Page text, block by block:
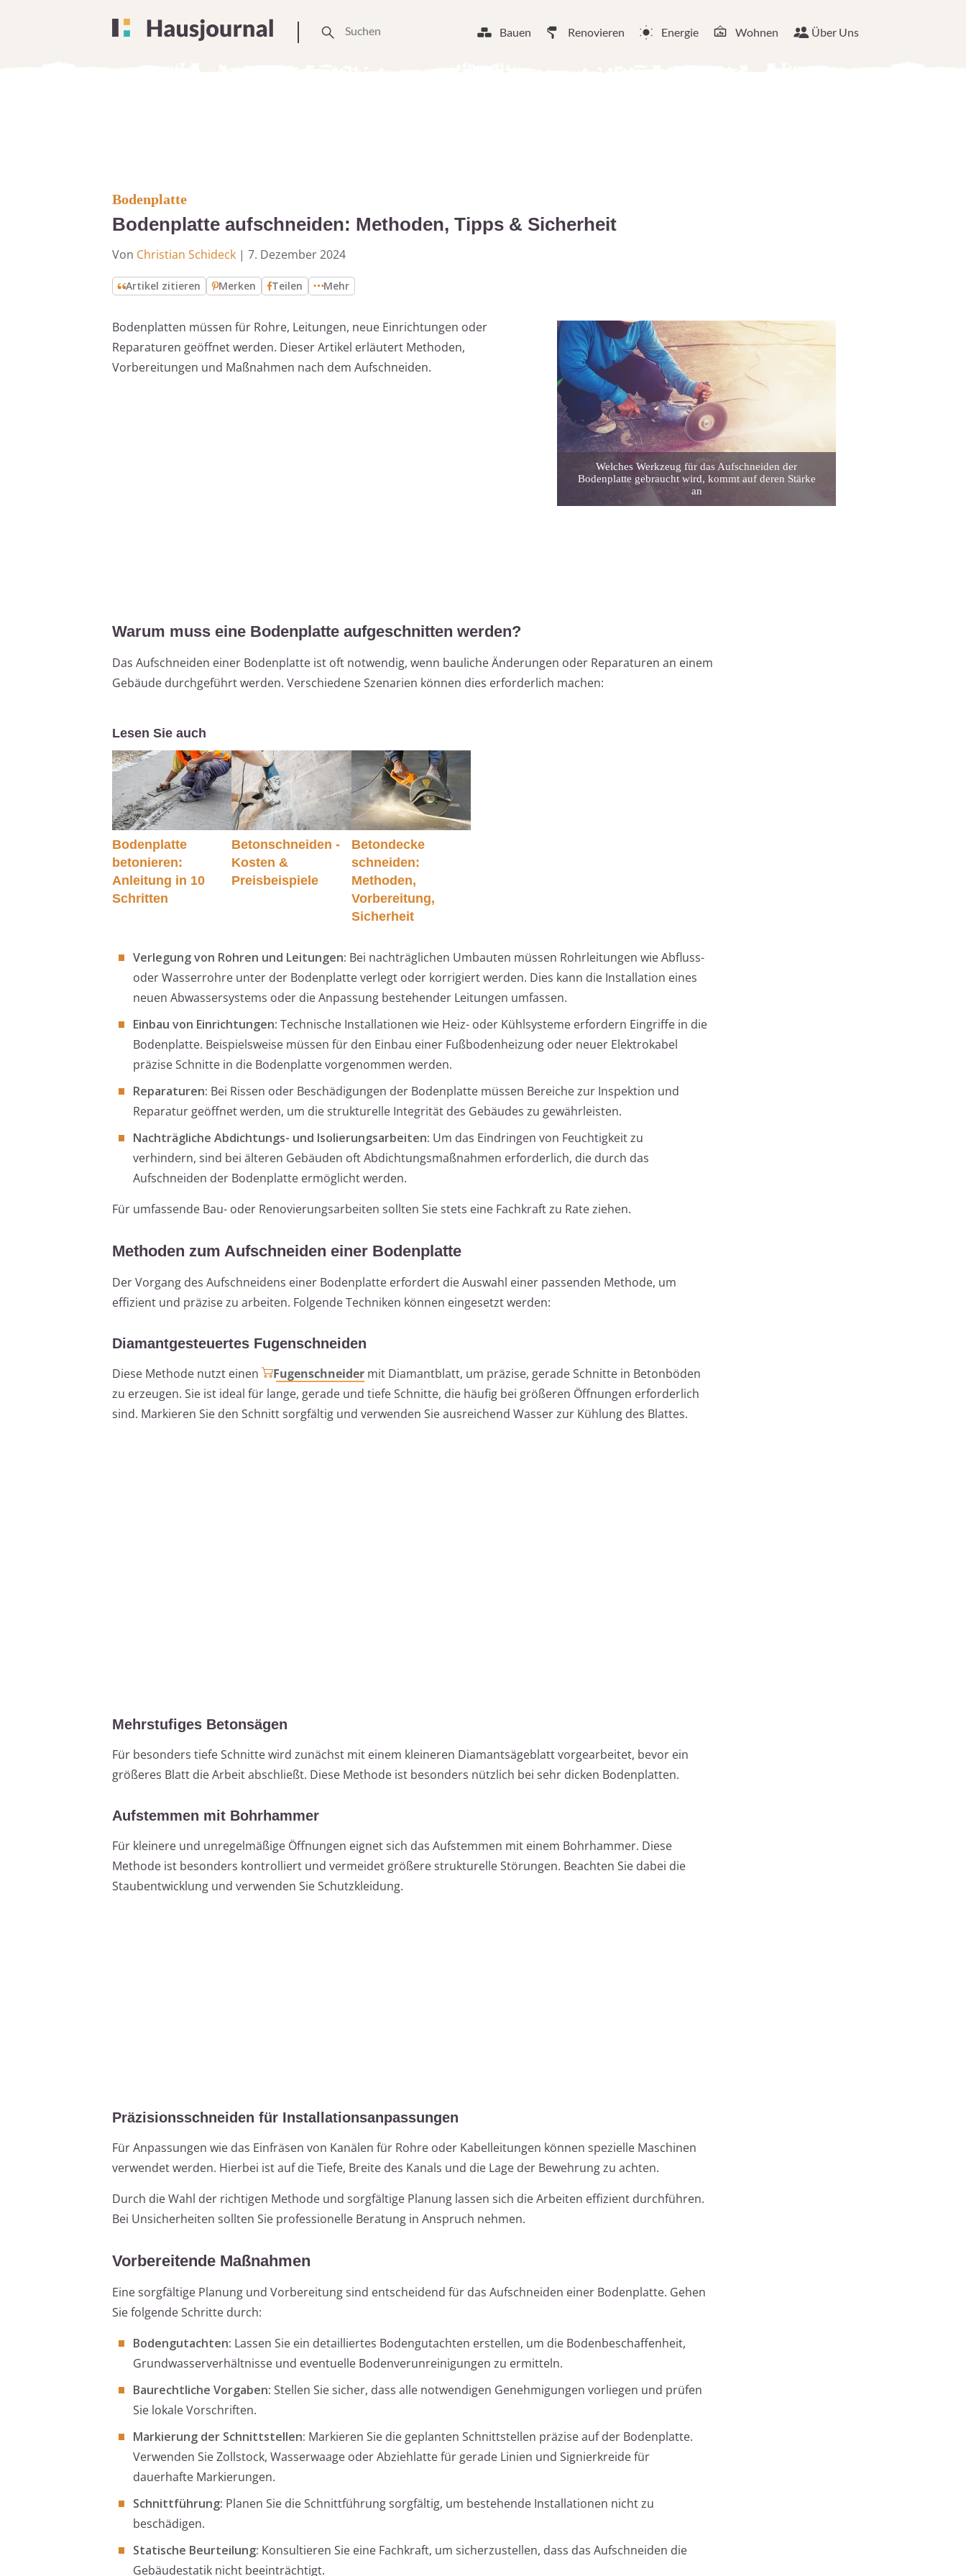
Bauen Renovieren Energie Wohnen Über Uns
Bodenplatte
Bodenplatte aufschneiden: Methoden, Tipps & Sicherheit
Von Christian Schideck | 7. Dezember 2024
Artikel zitieren Merken Teilen Mehr
Bodenplatten müssen für Rohre, Leitungen, neue Einrichtungen oder
Reparaturen geöffnet werden. Dieser Artikel erläutert Methoden,
Vorbereitungen und Maßnahmen nach dem Aufschneiden.
Welches Werkzeug für das Aufschneiden der
Bodenplatte gebraucht wird, kommt auf deren Stärke
an
Warum muss eine Bodenplatte aufgeschnitten werden?
Das Aufschneiden einer Bodenplatte ist oft notwendig, wenn bauliche Änderungen oder Reparaturen an einem
Gebäude durchgeführt werden. Verschiedene Szenarien können dies erforderlich machen:
Lesen Sie auch
Bodenplatte
betonieren:
Anleitung in 10
Schritten
Betonschneiden -
Kosten &
Preisbeispiele
Betondecke
schneiden:
Methoden,
Vorbereitung,
Sicherheit
Verlegung von Rohren und Leitungen: Bei nachträglichen Umbauten müssen Rohrleitungen wie Abfluss-
oder Wasserrohre unter der Bodenplatte verlegt oder korrigiert werden. Dies kann die Installation eines
neuen Abwassersystems oder die Anpassung bestehender Leitungen umfassen.
Einbau von Einrichtungen: Technische Installationen wie Heiz- oder Kühlsysteme erfordern Eingriffe in die
Bodenplatte. Beispielsweise müssen für den Einbau einer Fußbodenheizung oder neuer Elektrokabel
präzise Schnitte in die Bodenplatte vorgenommen werden.
Reparaturen: Bei Rissen oder Beschädigungen der Bodenplatte müssen Bereiche zur Inspektion und
Reparatur geöffnet werden, um die strukturelle Integrität des Gebäudes zu gewährleisten.
Nachträgliche Abdichtungs- und Isolierungsarbeiten: Um das Eindringen von Feuchtigkeit zu
verhindern, sind bei älteren Gebäuden oft Abdichtungsmaßnahmen erforderlich, die durch das
Aufschneiden der Bodenplatte ermöglicht werden.
Für umfassende Bau- oder Renovierungsarbeiten sollten Sie stets eine Fachkraft zu Rate ziehen.
Methoden zum Aufschneiden einer Bodenplatte
Der Vorgang des Aufschneidens einer Bodenplatte erfordert die Auswahl einer passenden Methode, um
effizient und präzise zu arbeiten. Folgende Techniken können eingesetzt werden:
Diamantgesteuertes Fugenschneiden
Diese Methode nutzt einen
Fugenschneider mit Diamantblatt, um präzise, gerade Schnitte in Betonböden
zu erzeugen. Sie ist ideal für lange, gerade und tiefe Schnitte, die häufig bei größeren Öffnungen erforderlich
sind. Markieren Sie den Schnitt sorgfältig und verwenden Sie ausreichend Wasser zur Kühlung des Blattes.
Mehrstufiges Betonsägen
Für besonders tiefe Schnitte wird zunächst mit einem kleineren Diamantsägeblatt vorgearbeitet, bevor ein
größeres Blatt die Arbeit abschließt. Diese Methode ist besonders nützlich bei sehr dicken Bodenplatten.
Aufstemmen mit Bohrhammer
Für kleinere und unregelmäßige Öffnungen eignet sich das Aufstemmen mit einem Bohrhammer. Diese
Methode ist besonders kontrolliert und vermeidet größere strukturelle Störungen. Beachten Sie dabei die
Staubentwicklung und verwenden Sie Schutzkleidung.
Präzisionsschneiden für Installationsanpassungen
Für Anpassungen wie das Einfräsen von Kanälen für Rohre oder Kabelleitungen können spezielle Maschinen
verwendet werden. Hierbei ist auf die Tiefe, Breite des Kanals und die Lage der Bewehrung zu achten.
Durch die Wahl der richtigen Methode und sorgfältige Planung lassen sich die Arbeiten effizient durchführen.
Bei Unsicherheiten sollten Sie professionelle Beratung in Anspruch nehmen.
Vorbereitende Maßnahmen
Eine sorgfältige Planung und Vorbereitung sind entscheidend für das Aufschneiden einer Bodenplatte. Gehen
Sie folgende Schritte durch:
Bodengutachten: Lassen Sie ein detailliertes Bodengutachten erstellen, um die Bodenbeschaffenheit,
Grundwasserverhältnisse und eventuelle Bodenverunreinigungen zu ermitteln.
Baurechtliche Vorgaben: Stellen Sie sicher, dass alle notwendigen Genehmigungen vorliegen und prüfen
Sie lokale Vorschriften.
Markierung der Schnittstellen: Markieren Sie die geplanten Schnittstellen präzise auf der Bodenplatte.
Verwenden Sie Zollstock, Wasserwaage oder Abziehlatte für gerade Linien und Signierkreide für
dauerhafte Markierungen.
Schnittführung: Planen Sie die Schnittführung sorgfältig, um bestehende Installationen nicht zu
beschädigen.
Statische Beurteilung: Konsultieren Sie eine Fachkraft, um sicherzustellen, dass das Aufschneiden die
Gebäudestatik nicht beeinträchtigt.